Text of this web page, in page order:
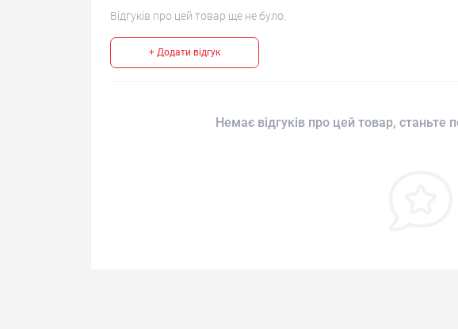
Відгуків про цей товар ще не було.
+ Додати відгук
Немає відгуків про цей товар, станьте